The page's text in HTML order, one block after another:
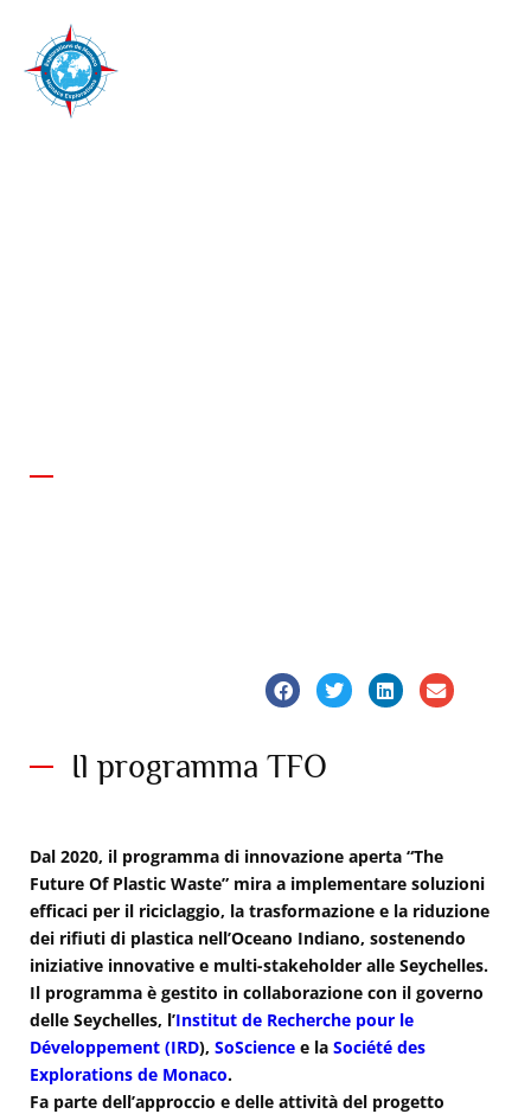
Il programma TFO
Dal 2020, il programma di innovazione aperta “The
Future Of Plastic Waste” mira a implementare soluzioni
efficaci per il riciclaggio, la trasformazione e la riduzione
dei rifiuti di plastica nell’Oceano Indiano, sostenendo
iniziative innovative e multi-stakeholder alle Seychelles.
Il programma è gestito in collaborazione con il governo
delle Seychelles, l’Institut de Recherche pour le
Développement (IRD), SoScience e la Société des
Explorations de Monaco.
Fa parte dell’approccio e delle attività del progetto